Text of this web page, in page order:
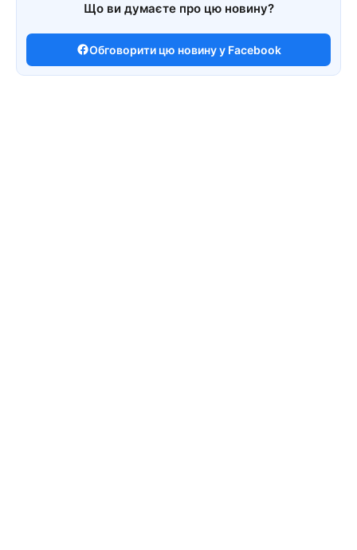
Що ви думаєте про цю новину?
Обговорити цю новину у Facebook